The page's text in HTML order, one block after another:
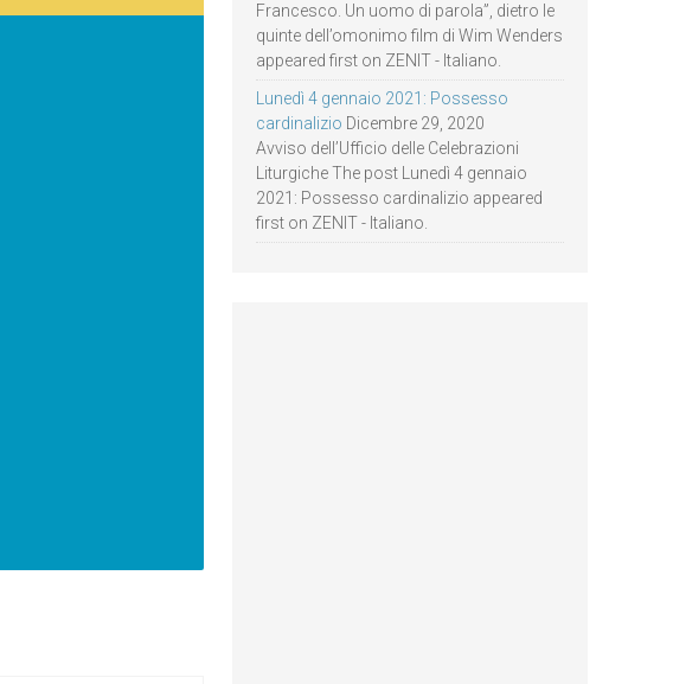
Francesco. Un uomo di parola”, dietro le
quinte dell’omonimo film di Wim Wenders
appeared first on ZENIT - Italiano.
Lunedì 4 gennaio 2021: Possesso
cardinalizio Dicembre 29, 2020
Avviso dell’Ufficio delle Celebrazioni
Liturgiche The post Lunedì 4 gennaio
2021: Possesso cardinalizio appeared
first on ZENIT - Italiano.